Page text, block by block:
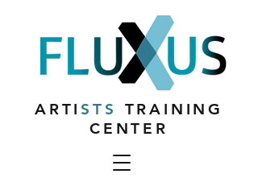
ARTISTS
TRAINING
CENTER